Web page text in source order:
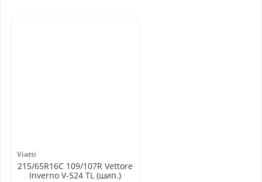
Viatti
215/65R16C 109/107R Vettore
Inverno V-524 TL (шип.)